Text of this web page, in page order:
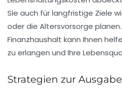
Sie auch für langfristige Ziele
oder die Altersvorsorge
Finanzhaushalt kann Ihnen
zu erlangen und Ihre
Strategien zur